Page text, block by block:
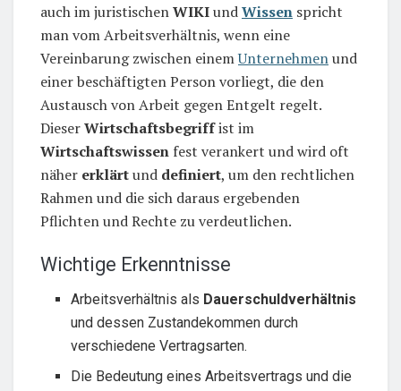
auch im juristischenWIKIundWissen spricht
man vom Arbeitsverhältnis, wenn eine
Vereinbarung zwischen einemUnternehmenund
einer beschäftigten Person vorliegt, die den
Austausch von Arbeit gegen Entgelt regelt.
DieserWirtschaftsbegriffist im
Wirtschaftswissen fest verankert und wird oft
näher erklärtund definiert, um den rechtlichen
Rahmen und die sich daraus ergebenden
Pflichten und Rechte zu verdeutlichen.
Wichtige Erkenntnisse
Arbeitsverhältnis als Dauerschuldverhältnis
und dessen Zustandekommen durch
verschiedene Vertragsarten.
Die Bedeutung eines Arbeitsvertrags und die